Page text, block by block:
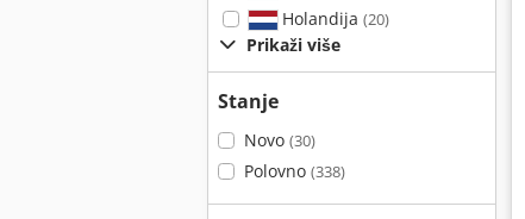
Holandija (20)
Prikaži više
Stanje
Novo (30)
Polovno (338)